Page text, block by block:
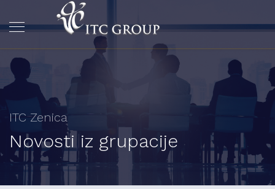
ITC Zenica
Novosti iz grupacije